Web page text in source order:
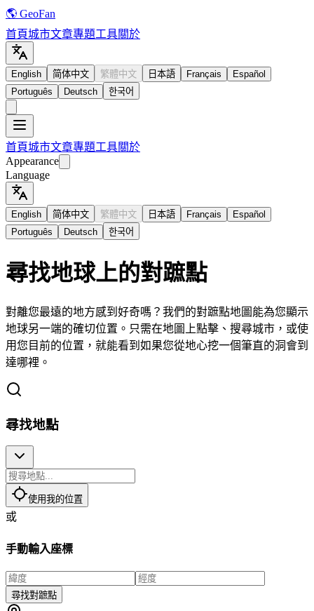
🌎 GeoFan
首頁城市文章專題工具關於
English 简体中文 繁體中文 日本語 Français
Español
Português
Deutsch 한국어
首頁城市文章專題工具關於
Appearance
Language
English 简体中文 繁體中文 日本語 Français
Español
Português
Deutsch 한국어
尋找地球上的對蹠點
對離您最遠的地方感到好奇嗎？我們的對蹠點地圖能為您顯示
地球另一端的確切位置。只需在地圖上點擊、搜尋城市，或使
用您目前的位置，就能看到如果您從地心挖一個筆直的洞會到
達哪裡。
尋找地點
使用我的位置
或
手動輸入座標
尋找對蹠點